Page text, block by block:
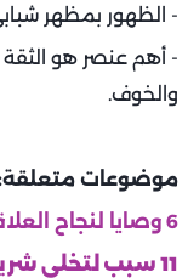
- الظهور بمظهر
- أهم عنصر هو
والخوف.
موضوعات
6 وصايا لنجاح العلاقة الزوجية
11 سبب لتخلي شريكة حياتك عنك بسهولة